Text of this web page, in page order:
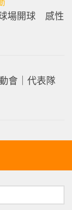
場開球 感性
會｜代表隊